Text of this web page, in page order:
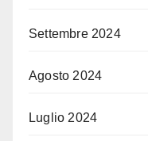
Settembre 2024
Agosto 2024
Luglio 2024